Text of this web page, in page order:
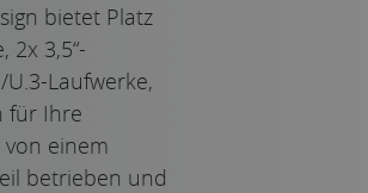
bietet Platz
2x 3,5“-
Laufwerke,
für Ihre
einem
betrieben und